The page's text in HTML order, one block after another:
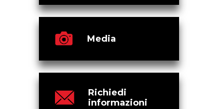
Media
Richiedi
informazioni